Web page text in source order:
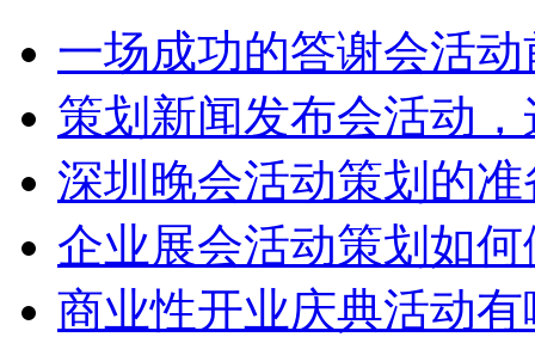
一场成功的答谢会活
策划新闻发布会活动
深圳晚会活动策划的
企业展会活动策划如
商业性开业庆典活动